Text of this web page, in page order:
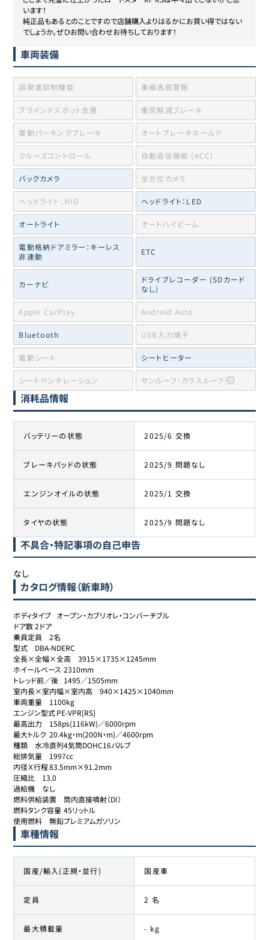
います！
純正品もあるとのことですので店舗購入よりはるかにお買い得ではない
でしょうか。ぜひお問い合わせお待ちしております！
車両装備
誤発進抑制機能 車線逸脱警報
ブラインドスポット支援 衝突軽減ブレーキ
電動パーキングブレーキ オートブレーキホールド
クルーズコントロール 自動追従機能 (ACC)
バックカメラ 全方位カメラ
ヘッドライト：HID ヘッドライト：LED
オートライト オートハイビーム
電動格納ドアミラー：キーレス
非連動
ETC
カーナビ
ドライブレコーダー (SDカード
なし)
Apple CarPlay Android Auto
Bluetooth USB入力端子
電動シート シートヒーター
シートベンチレーション サンルーフ・ガラスルーフ
消耗品情報
バッテリーの状態 2025/6 交換
ブレーキパッドの状態 2025/9 問題なし
エンジンオイルの状態 2025/1 交換
タイヤの状態 2025/9 問題なし
不具合・特記事項の自己申告
なし
カタログ情報（新車時）
ボディタイプ	オープン・カブリオレ・コンバーチブル
ドア数	2ドア
乗員定員	2名
型式	DBA-NDERC
全長×全幅×全高	3915×1735×1245mm
ホイールベース	2310mm
トレッド前／後	1495／1505mm
室内長×室内幅×室内高	940×1425×1040mm
車両重量	1100kg
エンジン型式	PE-VPR[RS]
最高出力	158ps(116kW)／6000rpm
最大トルク	20.4kg・m(200N・m)／4600rpm
種類	水冷直列4気筒DOHC16バルブ
総排気量	1997cc
内径Ｘ行程	83.5mm×91.2mm
圧縮比	13.0
過給機	なし
燃料供給装置	筒内直接噴射（DI）
燃料タンク容量	45リットル
使用燃料	無鉛プレミアムガソリン
車種情報
国産/輸入(正規・並行) 国産車
定員 2 名
最大積載量 - kg